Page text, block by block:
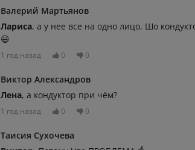
Валерий Мартьянов
Лариса, а у нее все на одно лицо, Шо
😃
1 год назад 0 0
Виктор Александров
Лена, а кондуктор при чём?
1 год назад 0 0
Таисия Сухочева